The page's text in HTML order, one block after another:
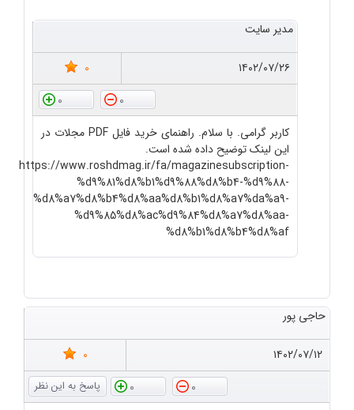
مدیر سایت
۱۴۰۲/۰۷/۲۶
0
0
0
کاربر گرامی. با سلام. راهنمای خرید فایل PDF مجلات در
این لینک توضیح داده شده است.
https://www.roshdmag.ir/fa/magazinesubscription-
%d9%81%d8%b1%d9%88%d8%b4-%d9%88-
%d8%a7%d8%b4%d8%aa%d8%b1%d8%a7%da%a9-
%d9%85%d8%ac%d9%84%d8%a7%d8%aa-
%d8%b1%d8%b4%d8%af
حاجی پور
۱۴۰۲/۰۷/۱۲
0
0
0